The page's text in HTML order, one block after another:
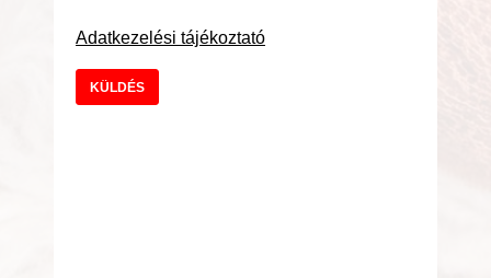
Adatkezelési tájékoztató